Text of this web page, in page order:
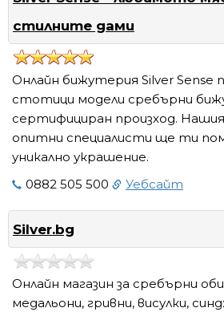
стилните дами
Онлайн бижутерия Silver Sense
стотици модели сребърни
сертифициран произход.
опитни специалисти ще ти
уникално украшение.
0882 505 500
Уебсайт
Silver.bg
Онлайн магазин за сребърни
медальони, гривни, висулки,